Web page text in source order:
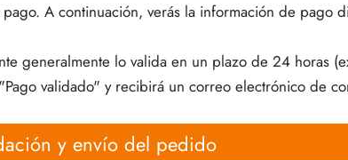
A continuación, verás la información de pago
generalmente lo valida en un plazo de 24 horas
validado" y recibirá un correo electrónico de
y envío del pedido